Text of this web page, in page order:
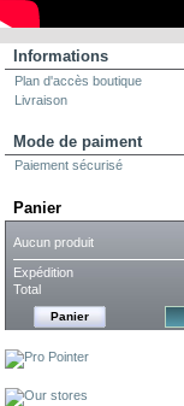
Informations
Plan d'accès boutique
Livraison
Mode de paiment
Paiement sécurisé
Panier
Aucun produit
Expédition
Total
Panier